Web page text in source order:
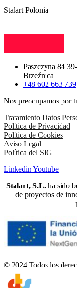
Stalart Polonia
Paszczyna 84
Brzeźnica
+48 602 663 739
Nos preocupamos por
Tratamiento Datos
Política de Privacidad
Política de Cookies
Aviso Legal
Política del SIG
Linkedin Youtube
Stalart, S.L.ha sido
de proyectos de
© 2024 Todos los